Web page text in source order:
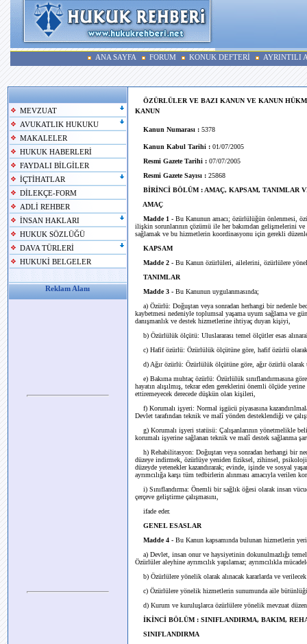
ANA SAYFA FORUM KONUK DEFTERİ AYRINTILI
MEVZUAT
AVUKATLIK HUKUKU
MAKALELER
HUKUK HABERLERİ
FAYDALI BİLGİLER
İÇTİHATLAR
DİLEKÇE-FORM
ADLİ REHBER
İNSAN HAKLARI
HUKUK SÖZLÜĞÜ
DAVA TÜRLERİ
HUKUKİ BELGELER
Reklam Alanı
ÖZÜRLÜLER VE BAZI KANUN VE KANUN
KANUN
Kanun Numarası : 5378
Kanun Kabul Tarihi : 01/07/2005
Resmi Gazete Tarihi : 07/07/2005
Resmi Gazete Sayısı : 25868
BİRİNCİ BÖLÜM : AMAÇ, KAPSAM, TANIMLAR
AMAÇ
Madde 1 - Bu Kanunun amacı; özürlülüğün önlenmesi,
ilişkin sorunlarının çözümü ile her bakımdan gelişmelerini
sağlamak ve bu hizmetlerin koordinasyonu için gerekli
KAPSAM
Madde 2 - Bu Kanun özürlüleri, ailelerini, özürlülere
TANIMLAR
Madde 3 - Bu Kanunun uygulanmasında;
a) Özürlü: Doğuştan veya sonradan herhangi bir nedenle
kaybetmesi nedeniyle toplumsal yaşama uyum sağlama ve
danışmanlık ve destek hizmetlerine ihtiyaç duyan kişiyi,
b) Özürlülük ölçütü: Uluslararası temel ölçütler esas
c) Hafif özürlü: Özürlülük ölçütüne göre, hafif özürlü
d) Ağır özürlü: Özürlülük ölçütüne göre, ağır özürlü olarak
e) Bakıma muhtaç özürlü: Özürlülük sınıflandırmasına
hayatın alışılmış, tekrar eden gereklerini önemli ölçüde
ettiremeyecek derecede düşkün olan kişileri,
f) Korumalı işyeri: Normal işgücü piyasasına
Devlet tarafından teknik ve malî yönden desteklendiği ve
g) Korumalı işyeri statüsü: Çalışanlarının yönetmelikle
korumalı işyerine sağlanan teknik ve malî destek sağlanma
h) Rehabilitasyon: Doğuştan veya sonradan herhangi bir
düzeye indirmek, özürlüye yeniden fiziksel, zihinsel,
düzeyde yetenekler kazandırarak; evinde, işinde ve sosyal
ayrımcılığa karşı tüm tedbirlerin alınması amacıyla
i) Sınıflandırma: Önemli bir sağlık öğesi olarak insan
çerçeve geliştirme çalışmasını,
ifade eder.
GENEL ESASLAR
Madde 4 - Bu Kanun kapsamında bulunan hizmetlerin
a) Devlet, insan onur ve haysiyetinin dokunulmazlığı
Özürlüler aleyhine ayrımcılık yapılamaz; ayrımcılıkla
b) Özürlülere yönelik olarak alınacak kararlarda ve
c) Özürlülere yönelik hizmetlerin sunumunda aile
d) Kurum ve kuruluşlarca özürlülere yönelik mevzuat
İKİNCİ BÖLÜM : SINIFLANDIRMA, BAKIM,
SINIFLANDIRMA